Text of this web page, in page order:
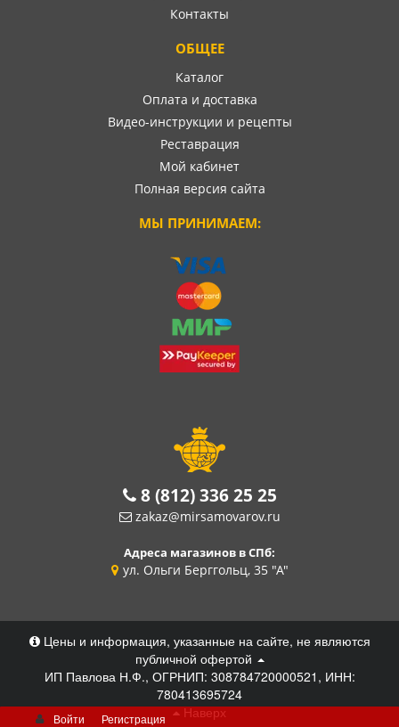
Контакты
ОБЩЕЕ
Каталог
Оплата и доставка
Видео-инструкции и рецепты
Реставрация
Мой кабинет
Полная версия сайта
МЫ ПРИНИМАЕМ:
8 (812) 336 25 25
zakaz@mirsamovarov.ru
Адреса магазинов в СПб:
ул. Ольги Берггольц, 35 "А"
Цены и информация, указанные на сайте, не являются
публичной офертой
ИП Павлова Н.Ф., ОГРНИП: 308784720000521, ИНН:
780413695724
Наверх
Войти Регистрация